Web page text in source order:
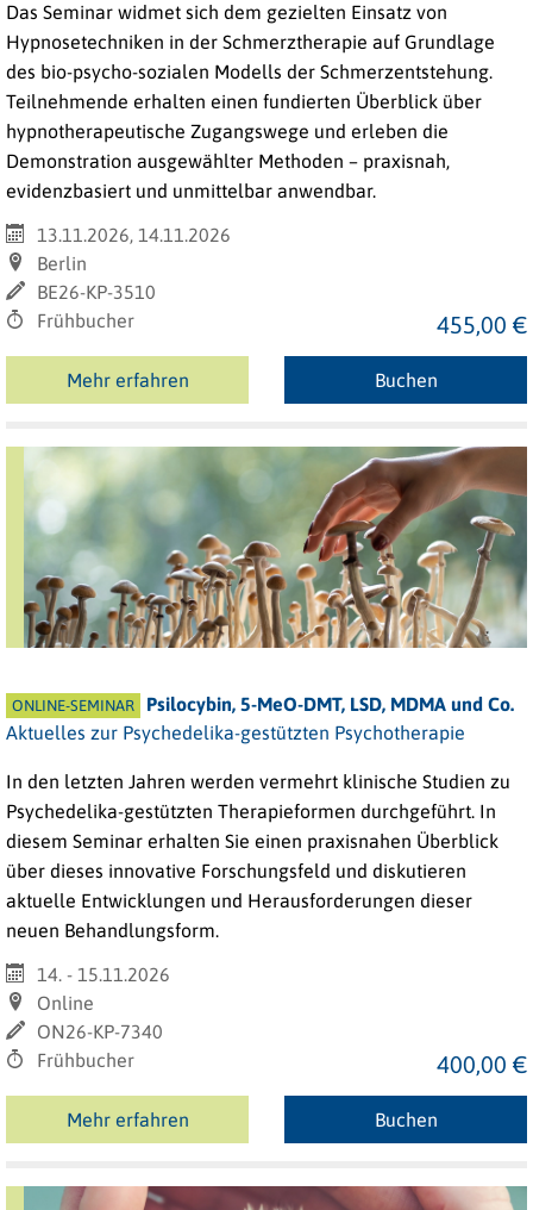
Das Seminar widmet sich dem gezielten Einsatz von
Hypnosetechniken in der Schmerztherapie auf Grundlage
des bio-psycho-sozialen Modells der Schmerzentstehung.
Teilnehmende erhalten einen fundierten Überblick über
hypnotherapeutische Zugangswege und erleben die
Demonstration ausgewählter Methoden – praxisnah,
evidenzbasiert und unmittelbar anwendbar.
13.11.2026, 14.11.2026
Berlin
BE26-KP-3510
Frühbucher
455,00 €
Mehr erfahren Buchen
ONLINE-SEMINAR
Psilocybin, 5-MeO-DMT, LSD, MDMA und Co.
Aktuelles zur Psychedelika-gestützten Psychotherapie
In den letzten Jahren werden vermehrt klinische Studien zu
Psychedelika-gestützten Therapieformen durchgeführt. In
diesem Seminar erhalten Sie einen praxisnahen Überblick
über dieses innovative Forschungsfeld und diskutieren
aktuelle Entwicklungen und Herausforderungen dieser
neuen Behandlungsform.
14. - 15.11.2026
Online
ON26-KP-7340
Frühbucher
400,00 €
Mehr erfahren Buchen